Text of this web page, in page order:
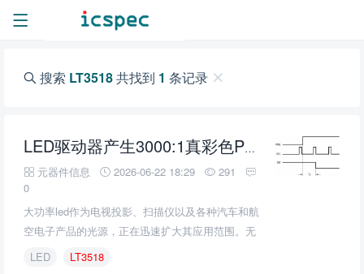
搜索 LT3518共找到 1 条记录
LED驱动器产生3000:1真彩色PWM调光与任何降压，升压或降压-升压拓扑从宽3V-40V输入范围
元器件信息
2026-06-22 18:29
291
0
大功率led作为电视投影、扫描仪以及各种汽车和航
空电子产品的光源，正在迅速扩大其应用范围。无
论是降压、升压、降压升压还是SEPIC配置，都需
LED LT3518